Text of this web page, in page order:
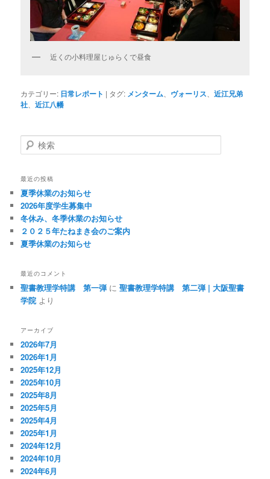
近くの小料理屋じゅらくで昼食
カテゴリー: 日常レポート | タグ: メンターム ヴォーリス 、近江兄弟
社 、近江八幡
検
索
最近の投稿
夏季休業のお知らせ
2026年度学生募集中
冬休み、冬季休業のお知らせ
２０２５年たねまき会のご案内
夏季休業のお知らせ
最近のコメント
聖書教理学特講 第一弾 に聖書教理学特講 第二弾 | 大阪聖書
学院 より
アーカイブ
2026年7月
2026年1月
2025年12月
2025年10月
2025年8月
2025年5月
2025年4月
2025年1月
2024年12月
2024年10月
2024年6月